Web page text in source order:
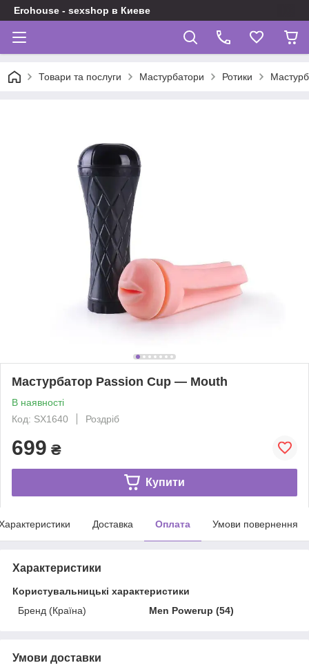
Erohouse - sexshop в Киеве
Товари та послуги Мастурбатори Ротики
Мастурбатор Passion Cup — Mouth
В наявності
Код: SX1640
Роздріб
699 ₴
Купити
Доставка Оплата Умови повернення
Характеристики
Користувальницькі характеристики
Бренд (Країна)
Men Powerup (54)
Умови доставки